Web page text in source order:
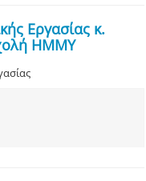
Εργασίας κ.
ΗΜΜΥ